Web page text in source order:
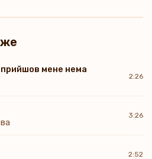
мене нема
2:26
3:26
2:52